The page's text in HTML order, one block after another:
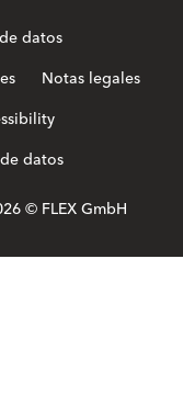
datos
Notas legales
datos
© FLEX GmbH